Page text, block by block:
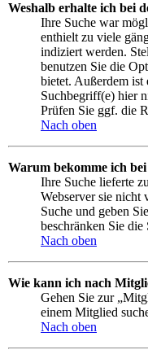
Weshalb erhalte ich bei
Ihre Suche war
enthielt zu viele
indiziert werden.
benutzen Sie die
bietet. Außerdem ist
Suchbegriff(e) hier
Prüfen Sie ggf. die
Nach oben
Warum bekomme ich bei
Ihre Suche lieferte
Webserver sie nicht
Suche und geben
beschränken Sie
Nach oben
Wie kann ich nach
Gehen Sie zur
einem Mitglied
Nach oben